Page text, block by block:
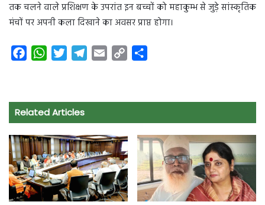
तक चलने वाले प्रशिक्षण के उपरांत इन बच्चों को महाकुम्भ से जुड़े सांस्कृतिक
मंचों पर अपनी कला दिखाने का अवसर प्राप्त होगा।
e
b
o
k
W
t
s
p
p
t
t
r
e
a
m
i
y
n
k
r
Related Articles